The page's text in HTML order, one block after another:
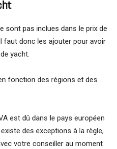
sont pas inclues dans le prix de
faut donc les ajouter pour avoir
yacht.
fonction des régions et des
est dû dans le pays européen
des exceptions à la règle,
votre conseiller au moment